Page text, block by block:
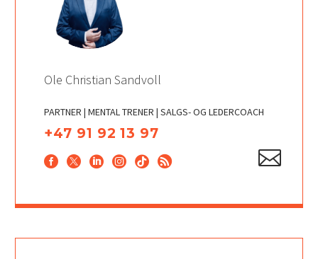
Ole Christian Sandvoll
PARTNER | MENTAL TRENER | SALGS- OG LEDERCOACH
+47 91 92 13 97